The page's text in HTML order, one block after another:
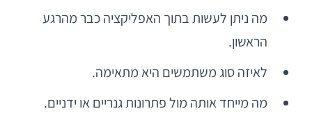
מה ניתן לעשות בתוך האפליקציה כבר מהרגע
הראשון.
לאיזה סוג משתמשים היא מתאימה.
מה מייחד אותה מול פתרונות גנריים או ידניים.